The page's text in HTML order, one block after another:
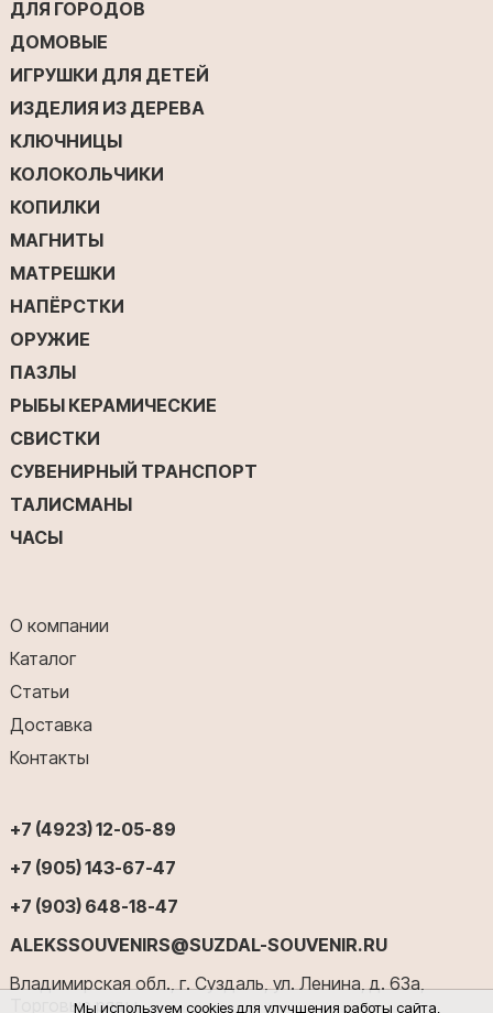
Мы используем cookies для улучшения работы сайта,
ДЛЯ ГОРОДОВ
ДОМОВЫЕ
ИГРУШКИ ДЛЯ ДЕТЕЙ
ИЗДЕЛИЯ ИЗ ДЕРЕВА
КЛЮЧНИЦЫ
КОЛОКОЛЬЧИКИ
КОПИЛКИ
МАГНИТЫ
МАТРЕШКИ
НАПЁРСТКИ
ОРУЖИЕ
ПАЗЛЫ
РЫБЫ КЕРАМИЧЕСКИЕ
СВИСТКИ
СУВЕНИРНЫЙ ТРАНСПОРТ
ТАЛИСМАНЫ
ЧАСЫ
О компании
Каталог
Статьи
Доставка
Контакты
+7 (4923) 12-05-89
+7 (905) 143-67-47
+7 (903) 648-18-47
ALEKSSOUVENIRS@SUZDAL-SOUVENIR.RU
Владимирская обл., г. Суздаль, ул. Ленина, д. 63а,
Торговые ряды